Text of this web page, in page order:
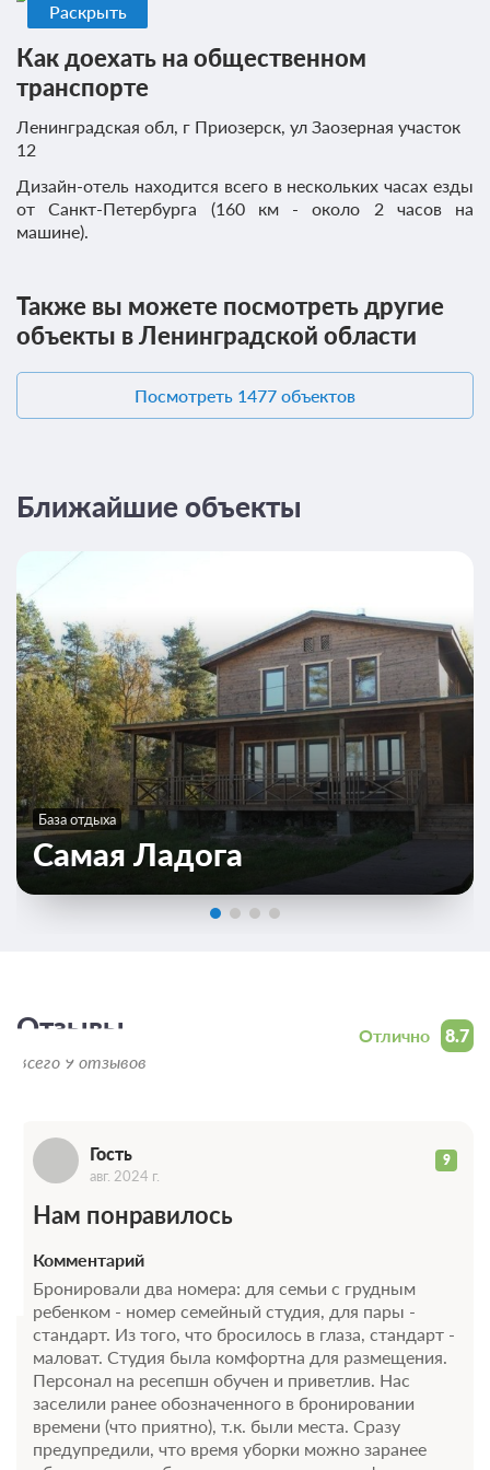
1 гость
Бронирование по запросу
Тариф с завтраком, Включен завтрак "шведский стол"
оплата не возвращается с 13 августа 2026 00:00
Требуется внесение предоплаты в течение 2 часов
после подтверждения бронирования. Сумма предоплаты
48 500 Забронировать
Еще 1 тариф
всего 4 предложения
9 фото
Номер «Студия» с отдельным входом
Подробнее
Номер «Студия» – это отдельный модуль, расположенный
вдоль береговой линии Вуоксы.
2
Тариф с завтраком, клубный формат, Включен завтрак
оплата не возвращается с 13 августа 2026 00:00
Требуется внесение предоплаты в течение 2 часов
после подтверждения бронирования. Сумма предоплаты
составляет 59800 руб.
59 800
2 гостя
Бронирование по запросу
В стоимость входит:
Тариф с завтраком, клубный формат, Включен завтрак
"шведский стол"
Бесплатная отмена до 12 августа 2026 23:59; При отмене
Раскрыть
Как доехать на общественном
транспорте
Ленинградская обл, г Приозерск, ул Заозерная участок
12
Дизайн-отель находится всего в нескольких часах езды
от Санкт-Петербурга (160 км - около 2 часов на
машине).
Также вы можете посмотреть другие
объекты в Ленинградской области
Посмотреть 1477 объектов
Ближайшие объекты
База отдыха
Самая Ладога
8.7
Отлично
Отзывы
Всего 9 отзывов
Гость 9
авг. 2024 г.
Нам понравилось
Комментарий
Бронировали два номера: для семьи с грудным
ребенком - номер семейный студия, для пары -
стандарт. Из того, что бросилось в глаза, стандарт -
маловат. Студия была комфортна для размещения.
Персонал на ресепшн обучен и приветлив. Нас
заселили ранее обозначенного в бронировании
времени (что приятно), т.к. были места. Сразу
предупредили, что время уборки можно заранее